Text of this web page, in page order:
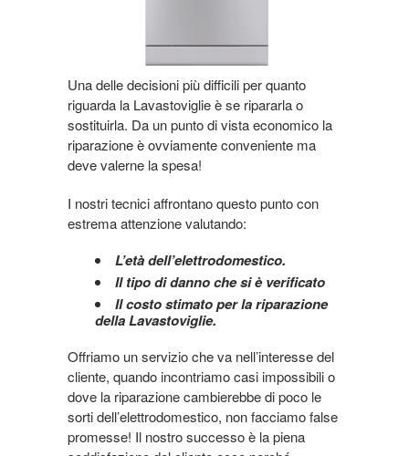
Una delle decisioni più difficili per quanto
riguarda la Lavastoviglie è se ripararla o
sostituirla. Da un punto di vista economico la
riparazione è ovviamente conveniente ma
deve valerne la spesa!
I nostri tecnici affrontano questo punto con
estrema attenzione valutando:
L’età dell’elettrodomestico.
Il tipo di danno che si è verificato
Il costo stimato per la riparazione
della Lavastoviglie.
Offriamo un servizio che va nell’interesse del
cliente, quando incontriamo casi impossibili o
dove la riparazione cambierebbe di poco le
sorti dell’elettrodomestico, non facciamo false
promesse! Il nostro successo è la piena